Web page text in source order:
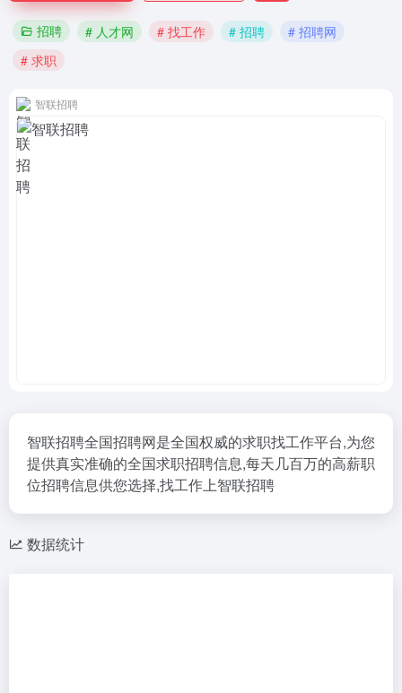
招聘 # 人才网 # 找工作 # 招聘
# 招聘网
# 求职
智联招聘
智联招聘全国招聘网是全国权威的求职找工作平台,为您
提供真实准确的全国求职招聘信息,每天几百万的高薪职
位招聘信息供您选择,找工作上智联招聘
数据统计